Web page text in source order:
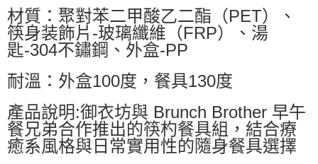
材質：聚對苯二甲酸乙二酯（PET）、
筷身装飾片-玻璃纖維（FRP）、湯
匙-304不鏽鋼、外盒-PP
耐溫：外盒100度，餐具130度
產品說明:御衣坊與 Brunch Brother 早午
餐兄弟合作推出的筷杓餐具組，結合療
癒系風格與日常實用性的隨身餐具選擇